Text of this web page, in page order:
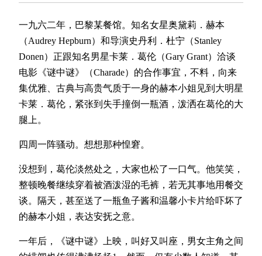
一九六二年，巴黎某餐馆。知名女星奥黛莉．赫本
（Audrey Hepburn）和导演史丹利．杜宁（Stanley
Donen）正跟知名男星卡莱．葛伦（Gary Grant）洽谈
电影《谜中谜》（Charade）的合作事宜，不料，向来
集优雅、古典与高贵气质于一身的赫本小姐见到大明星
卡莱．葛伦，紧张到失手撞倒一瓶酒，泼洒在葛伦的大
腿上。
四周一阵骚动。想想那种惶窘。
没想到，葛伦淡然处之，大家也松了一口气。他笑笑，
整顿晚餐继续穿着被酒泼湿的毛裤，若无其事地用餐交
谈。隔天，甚至送了一瓶鱼子酱和温馨小卡片给吓坏了
的赫本小姐，表达安抚之意。
一年后，《谜中谜》上映，叫好又叫座，男女主角之间